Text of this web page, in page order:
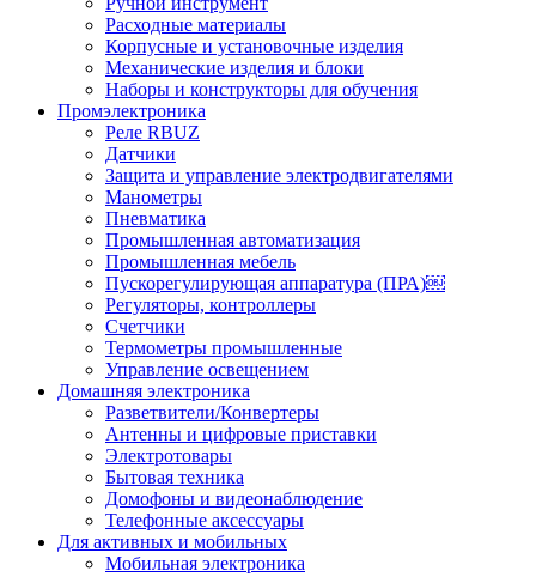
Расходные материалы
Корпусные и установочные изделия
Механические изделия и блоки
Наборы и конструкторы для обучения
Промэлектроника
Реле RBUZ
Датчики
Защита и управление электродвигателями
Манометры
Пневматика
Промышленная автоматизация
Промышленная мебель
Пускорегулирующая аппаратура (ПРА)￼
Регуляторы, контроллеры
Счетчики
Термометры промышленные
Управление освещением
Домашняя электроника
Разветвители/Конвертеры
Антенны и цифровые приставки
Электротовары
Бытовая техника
Домофоны и видеонаблюдение
Телефонные аксессуары
Для активных и мобильных
Мобильная электроника